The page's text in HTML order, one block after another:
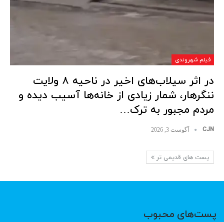
فیلم شهروندی
در اثر سیلاب‌های اخیر در ناحیه ۸ ولایت
ننگرهار، شمار زیادی از خانه‌ها آسیب دیده و
مردم مجبور به ترک…
CJN آگوست 3, 2026
پست های قدیمی تر
پست‌های محبوب